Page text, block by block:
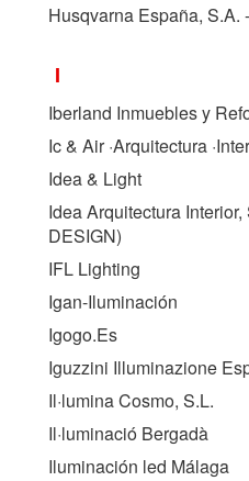
Husqvarna España,
I
Iberland Inmuebles y
Ic & Air ·Arquitectura
Idea & Light
Idea Arquitectura Interior,
DESIGN)
IFL Lighting
Igan-Iluminación
Igogo.Es
Iguzzini Illuminazione
Il·lumina Cosmo, S.L.
Il·luminació Bergadà
Iluminación led Málaga